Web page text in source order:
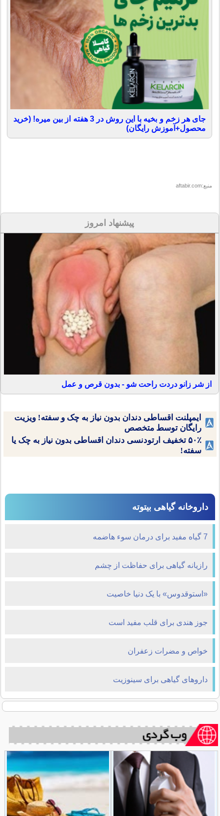
جای هر زخم و بخیه با این روش در 3 هفته از بین میره! (خرید
محصول+آموزش رایگان)
منبع:aftabir.com
پیشنهاد امروز
از شر زانو دردت راحت شو - بدون قرص و عمل
ایمپلنت اقساطی دندان بدون نیاز به چک و سفته! ویزیت
رایگان توسط متخصص
۵۰٪ تخفیف ارتودنسی دندان اقساطی بدون نیاز به چک یا
سفته!
داروخانه گیاهی بیتوته
7 گیاه مفید برای درمان سوء هاضمه
رازیانه گیاهی برای حفاظت از چشم
«استوقدوس» با یک دنیا خاصیت
جوز هندی برای قلب مفید است
خواص و مضرات زعفران
داروهای گیاهی برای سینوزیت